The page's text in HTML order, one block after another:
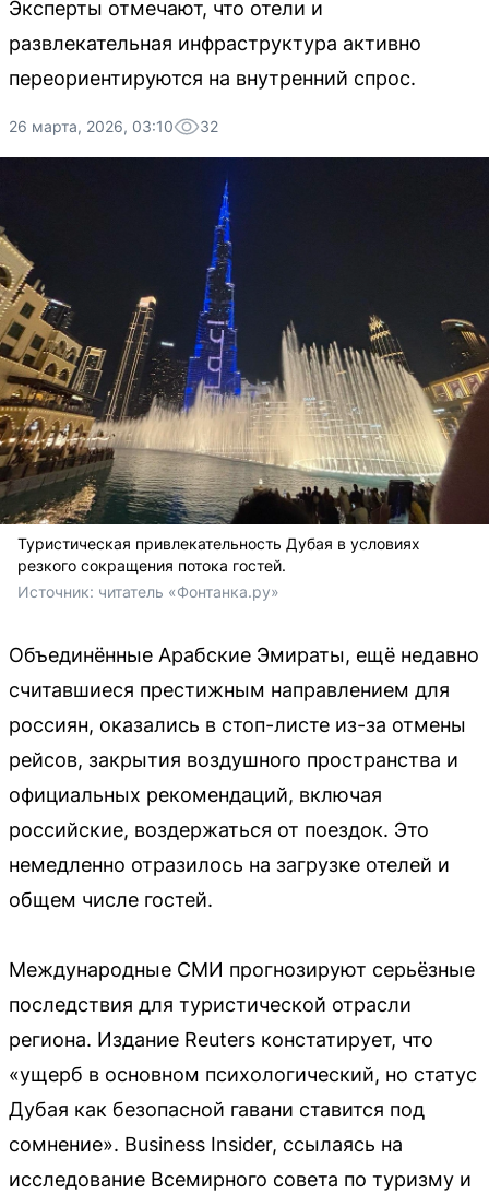
Эксперты отмечают, что отели и
развлекательная инфраструктура активно
переориентируются на внутренний спрос.
26 марта, 2026, 03:10 32
Туристическая привлекательность Дубая в условиях
резкого сокращения потока гостей.
Источник: читатель «Фонтанка.ру»
Объединённые Арабские Эмираты, ещё недавно
считавшиеся престижным направлением для
россиян, оказались в стоп-листе из-за отмены
рейсов, закрытия воздушного пространства и
официальных рекомендаций, включая
российские, воздержаться от поездок. Это
немедленно отразилось на загрузке отелей и
общем числе гостей.
Международные СМИ прогнозируют серьёзные
последствия для туристической отрасли
региона. Издание Reuters констатирует, что
«ущерб в основном психологический, но статус
Дубая как безопасной гавани ставится под
сомнение». Business Insider, ссылаясь на
исследование Всемирного совета по туризму и